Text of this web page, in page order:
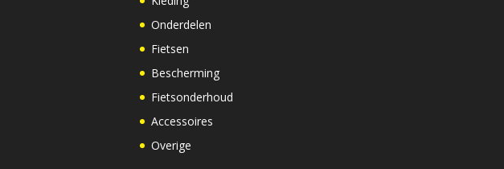
Onderdelen
Fietsen
Bescherming
Fietsonderhoud
Accessoires
Overige